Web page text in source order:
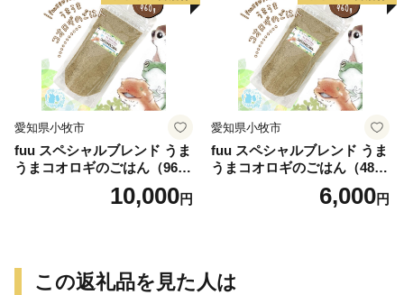
愛知県小牧市
fuu スペシャルブレンド うま
うまコオロギのごはん（960
10,000円
愛知県小牧市
fuu スペシャルブレンド うま
うまコオロギのごはん（480
6,000円
この返礼品を見た人は